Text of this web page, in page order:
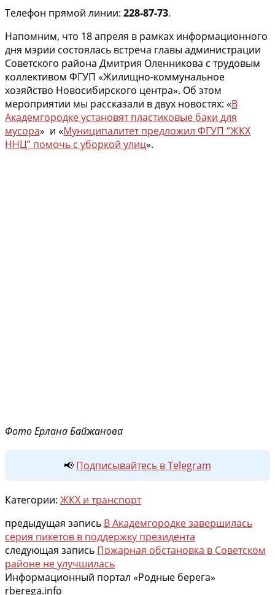
Телефон прямой линии: 228-87-73.
Напомним, что 18 апреля в рамках информационного
дня мэрии состоялась встреча главы администрации
Советского района Дмитрия Оленникова с трудовым
коллективом ФГУП «Жилищно-коммунальное
хозяйство Новосибирского центра». Об этом
мероприятии мы рассказали в двух новостях: «В
Академгородке установят пластиковые баки для
мусора» и «Муниципалитет предложил ФГУП “ЖКХ
ННЦ” помочь с уборкой улиц».
Фото Ерлана Байжанова
📢 Подписывайтесь в Telegram
Категории: ЖКХ и транспорт
предыдущая запись В Академгородке завершилась
серия пикетов в поддержку президента
следующая запись Пожарная обстановка в Советском
районе не улучшилась
Информационный портал «Родные берега»
rberega.info